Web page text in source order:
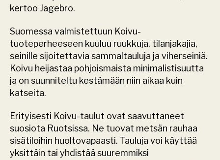
kertoo Jagebro.
Suomessa valmistettuun Koivu-
tuoteperheeseen kuuluu ruukkuja, tilanjakajia,
seinille sijoitettavia sammaltauluja ja viherseiniä.
Koivu heijastaa pohjoismaista minimalistisuutta
ja on suunniteltu kestämään niin aikaa kuin
katseita.
Erityisesti Koivu-taulut ovat saavuttaneet
suosiota Ruotsissa. Ne tuovat metsän rauhaa
sisätiloihin huoltovapaasti. Tauluja voi käyttää
yksittäin tai yhdistää suuremmiksi